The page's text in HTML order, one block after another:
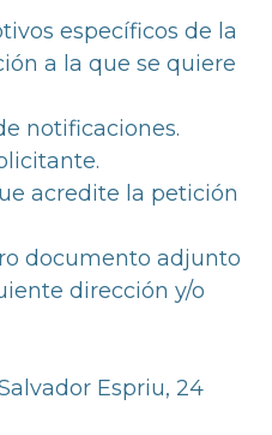
específicos de la
a la que se quiere
notificaciones.
acredite la petición
documento adjunto
dirección y/o
Espriu, 24